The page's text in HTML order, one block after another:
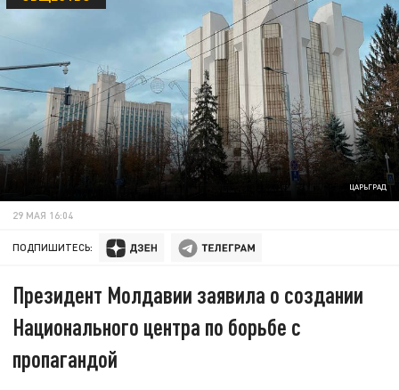
ЦАРЬГРАД
29 МАЯ 16:04
ПОДПИШИТЕСЬ:
Президент Молдавии заявила о создании
Национального центра по борьбе с
пропагандой